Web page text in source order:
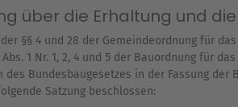
über die Erhaltung und
§§ 4 und 28 der Gemeindeordnung für
Abs. 1 Nr. 1, 2, 4 und 5 der Bauordnung für
des Bundesbaugesetzes in der Fassung der
Satzung beschlossen: